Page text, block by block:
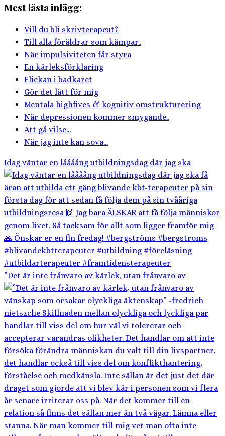
Mest lästa inlägg:
Vill du bli skrivterapeut?
Till alla föräldrar som kämpar..
När impulsiviteten får styra
En kärleksförklaring
Flickan i badkaret
Gör det lätt för mig
Mentala highfives & kognitiv omstrukturering
När depressionen kommer smygande..
Att gå vilse...
När jag inte kan sova...
Idag väntar en låååång utbildningsdag där jag ska
”Det är inte frånvaro av kärlek, utan frånvaro av